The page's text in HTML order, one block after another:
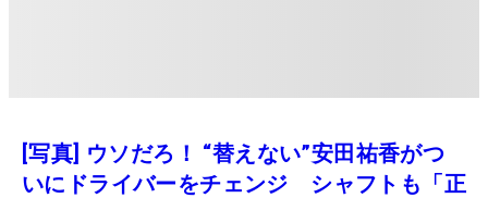
[写真] ウソだろ！ “替えない”安田祐香がつ
いにドライバーをチェンジ シャフトも「正